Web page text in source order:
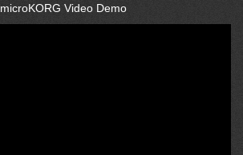
microKORG Video Demo